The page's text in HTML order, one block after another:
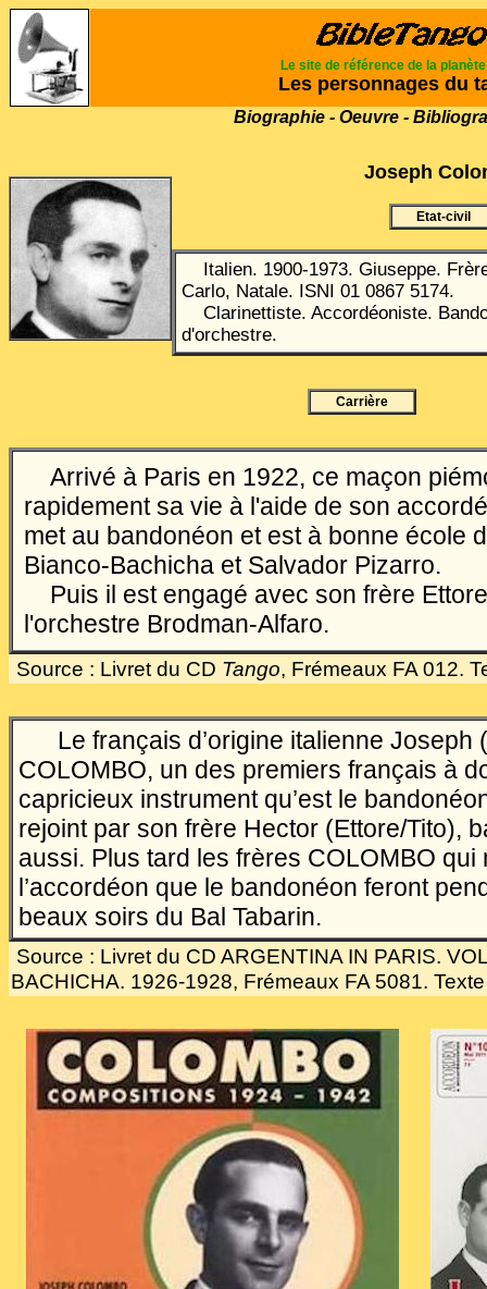
Le site de référence de la planète
Les personnages du
Biographie - Oeuvre -
Joseph
Etat-civil
Italien. 1900-1973. Giuseppe.
Carlo, Natale. ISNI 01 0867 5174.
Clarinettiste. Accordéoniste.
d'orchestre.
Carrière
Arrivé à Paris en 1922, ce maçon
rapidement sa vie à l'aide de son
met au bandonéon et est à bonne école
Bianco-Bachicha et Salvador Pizarro.
Puis il est engagé avec son frère
l'orchestre Brodman-Alfaro.
Source : Livret du CD Tango, Frémeaux FA 012.
Le français d’origine italienne Joseph
COLOMBO, un des premiers français à
capricieux instrument qu’est le
rejoint par son frère Hector (Ettore/Tito),
aussi. Plus tard les frères COLOMBO qui
l’accordéon que le bandonéon feront
beaux soirs du Bal Tabarin.
Source : Livret du CD ARGENTINA IN PARIS.
BACHICHA. 1926-1928, Frémeaux FA 5081.